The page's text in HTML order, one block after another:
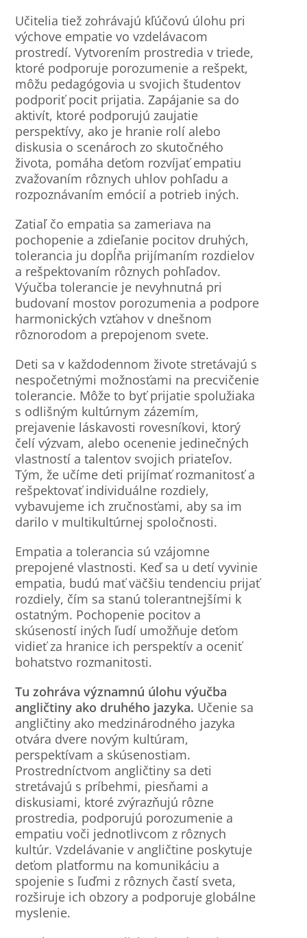
Učitelia tiež zohrávajú kľúčovú úlohu pri
výchove empatie vo vzdelávacom
prostredí. Vytvorením prostredia v triede,
ktoré podporuje porozumenie a rešpekt,
môžu pedagógovia u svojich študentov
podporiť pocit prijatia. Zapájanie sa do
aktivít, ktoré podporujú zaujatie
perspektívy, ako je hranie rolí alebo
diskusia o scenároch zo skutočného
života, pomáha deťom rozvíjať empatiu
zvažovaním rôznych uhlov pohľadu a
rozpoznávaním emócií a potrieb iných.
Zatiaľ čo empatia sa zameriava na
pochopenie a zdieľanie pocitov druhých,
tolerancia ju dopĺňa prijímaním rozdielov
a rešpektovaním rôznych pohľadov.
Výučba tolerancie je nevyhnutná pri
budovaní mostov porozumenia a podpore
harmonických vzťahov v dnešnom
rôznorodom a prepojenom svete.
Deti sa v každodennom živote stretávajú s
nespočetnými možnosťami na precvičenie
tolerancie. Môže to byť prijatie spolužiaka
s odlišným kultúrnym zázemím,
prejavenie láskavosti rovesníkovi, ktorý
čelí výzvam, alebo ocenenie jedinečných
vlastností a talentov svojich priateľov.
Tým, že učíme deti prijímať rozmanitosť a
rešpektovať individuálne rozdiely,
vybavujeme ich zručnosťami, aby sa im
darilo v multikultúrnej spoločnosti.
Empatia a tolerancia sú vzájomne
prepojené vlastnosti. Keď sa u detí vyvinie
empatia, budú mať väčšiu tendenciu prijať
rozdiely, čím sa stanú tolerantnejšími k
ostatným. Pochopenie pocitov a
skúseností iných ľudí umožňuje deťom
vidieť za hranice ich perspektív a oceniť
bohatstvo rozmanitosti.
Tu zohráva významnú úlohu výučba
angličtiny ako druhého jazyka. Učenie sa
angličtiny ako medzinárodného jazyka
otvára dvere novým kultúram,
perspektívam a skúsenostiam.
Prostredníctvom angličtiny sa deti
stretávajú s príbehmi, piesňami a
diskusiami, ktoré zvýrazňujú rôzne
prostredia, podporujú porozumenie a
empatiu voči jednotlivcom z rôznych
kultúr. Vzdelávanie v angličtine poskytuje
deťom platformu na komunikáciu a
spojenie s ľuďmi z rôznych častí sveta,
rozširuje ich obzory a podporuje globálne
myslenie.